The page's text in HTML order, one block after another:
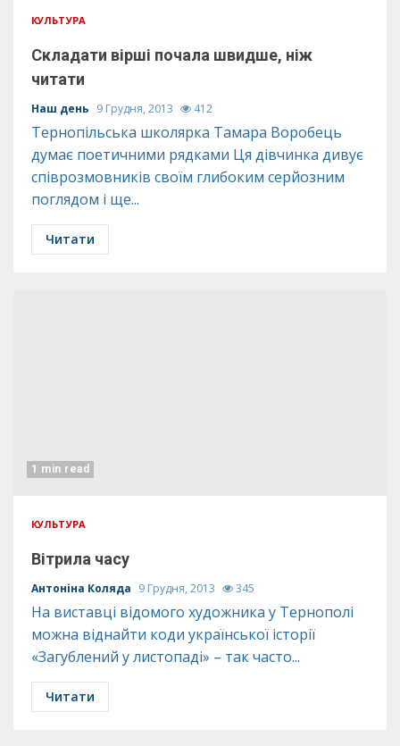
КУЛЬТУРА
Складати вірші почала швидше, ніж
читати
Наш день 9 Грудня, 2013 412
Тернопільська школярка Тамара Воробець
думає поетичними рядками Ця дівчинка дивує
співрозмовників своїм глибоким серйозним
поглядом і ще...
Читати
1 min read
КУЛЬТУРА
Вітрила часу
Антоніна Коляда 9 Грудня, 2013 345
На виставці відомого художника у Тернополі
можна віднайти коди української історії
«Загублений у листопаді» – так часто...
Читати